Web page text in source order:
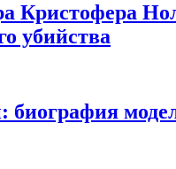
Кристофера
убийства